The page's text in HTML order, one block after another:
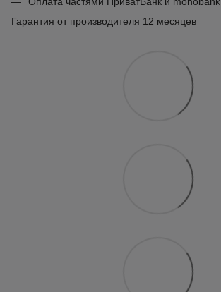
Гарантия от производителя 12 месяцев